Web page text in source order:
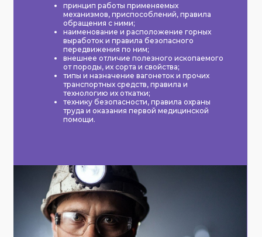
принцип работы применяемых
механизмов, приспособлений, правила
обращения с ними;
наименование и расположение горных
выработок и правила безопасного
передвижения по ним;
внешнее отличие полезного ископаемого
от породы, их сорта и свойства;
типы и назначение вагонеток и прочих
транспортных средств, правила и
технологию их откатки;
технику безопасности, правила охраны
труда и оказания первой медицинской
помощи.